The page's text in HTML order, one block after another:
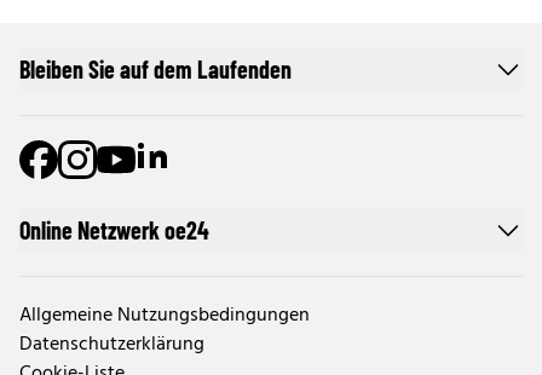
Online Netzwerk oe24
Allgemeine Nutzungsbedingungen
Datenschutzerklärung
Bleiben Sie auf dem Laufenden